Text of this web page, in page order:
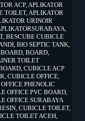
ACP, APLIKATOR
TOILET, APLIKATOR
URINOIR
, BESCUBE CUBICLE
, BIO SEPTIC TANK,
, BOARD,
TOILET
, CUBICLE ACP
CUBICLE OFFICE,
PHENOLIC
OFFICE PVC BOARD,
OFFICE SURABAYA
, CUBICLE TOILET,
TOILET ACEH,